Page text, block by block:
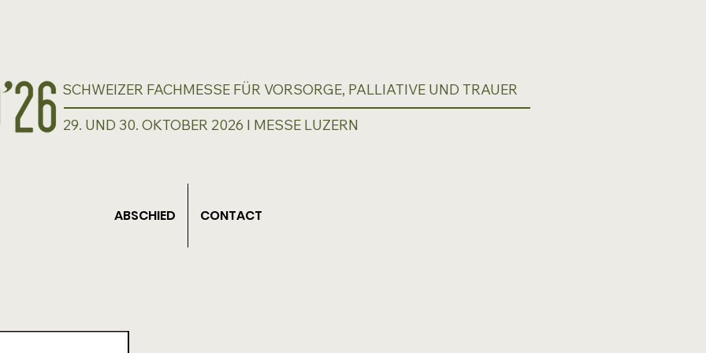
SCHWEIZER FACHMESSE FÜR VORSORGE, PALLIATIVE UND TRAUER
29. UND 30. OKTOBER 2026 I MESSE LUZERN
ABSCHIED CONTACT